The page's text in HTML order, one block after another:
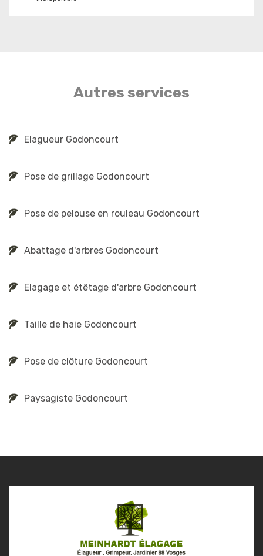
Autres services
Elagueur Godoncourt
Pose de grillage Godoncourt
Pose de pelouse en rouleau Godoncourt
Abattage d'arbres Godoncourt
Elagage et étêtage d'arbre Godoncourt
Taille de haie Godoncourt
Pose de clôture Godoncourt
Paysagiste Godoncourt